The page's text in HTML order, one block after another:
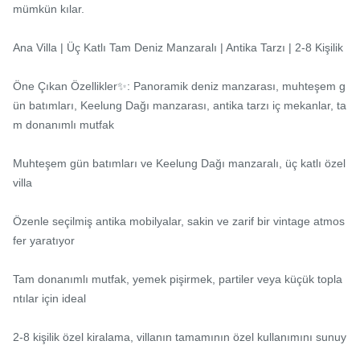
mümkün kılar.
Ana Villa | Üç Katlı Tam Deniz Manzaralı | Antika Tarzı | 2-8 Kişilik
Öne Çıkan Özellikler✨: Panoramik deniz manzarası, muhteşem g
ün batımları, Keelung Dağı manzarası, antika tarzı iç mekanlar, ta
m donanımlı mutfak
Muhteşem gün batımları ve Keelung Dağı manzaralı, üç katlı özel
villa
Özenle seçilmiş antika mobilyalar, sakin ve zarif bir vintage atmos
fer yaratıyor
Tam donanımlı mutfak, yemek pişirmek, partiler veya küçük topla
ntılar için ideal
2-8 kişilik özel kiralama, villanın tamamının özel kullanımını sunuy